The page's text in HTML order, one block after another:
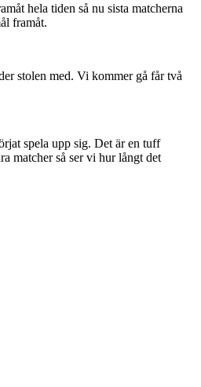
hela tiden så nu sista matcherna
framåt.
stolen med. Vi kommer gå får två
spela upp sig. Det är en tuff
matcher så ser vi hur långt det